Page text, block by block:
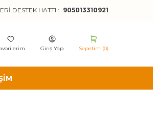
DESTEK HATTI : 905013310921
Giriş Yap Sepetim (0)